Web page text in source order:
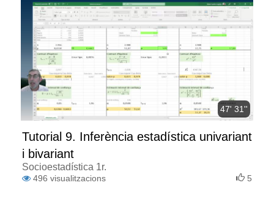
47' 31''
Tutorial 9. Inferència estadística univariant
i bivariant
Socioestadística 1r.
496 visualitzacions 5